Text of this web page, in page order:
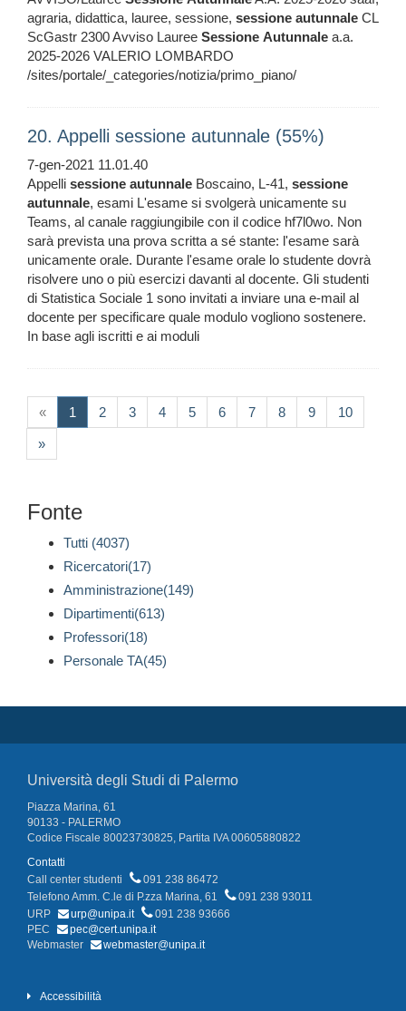
agraria, didattica, lauree, sessione, sessione autunnale CL
ScGastr 2300 Avviso Lauree Sessione Autunnale a.a.
2025-2026 VALERIO LOMBARDO
/sites/portale/_categories/notizia/primo_piano/
20. Appelli sessione autunnale (55%)
7-gen-2021 11.01.40
Appelli sessione autunnale Boscaino, L-41, sessione
autunnale, esami L'esame si svolgerà unicamente su
Teams, al canale raggiungibile con il codice hf7l0wo. Non
sarà prevista una prova scritta a sé stante: l'esame sarà
unicamente orale. Durante l'esame orale lo studente dovrà
risolvere uno o più esercizi davanti al docente. Gli studenti
di Statistica Sociale 1 sono invitati a inviare una e-mail al
docente per specificare quale modulo vogliono sostenere.
In base agli iscritti e ai moduli
« 1 (current)
2 3 4 5 6 7 8 9 10
»
Fonte
Tutti (4037)
Ricercatori(17)
Amministrazione(149)
Dipartimenti(613)
Professori(18)
Personale TA(45)
Università degli Studi di Palermo
Piazza Marina, 61
90133 - PALERMO
Codice Fiscale 80023730825, Partita IVA 00605880822
Contatti
Call center studenti
091 238 86472
Telefono Amm. C.le di P.zza Marina, 61
091 238 93011
URP
urp@unipa.it
091 238 93666
PEC
pec@cert.unipa.it
Webmaster
webmaster@unipa.it
Accessibilità